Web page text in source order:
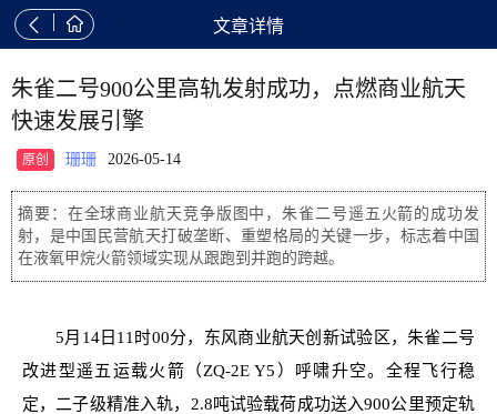
  文章详情
朱雀二号900公里高轨发射成功，点燃商业航天
快速发展引擎
原创 珊珊 2026-05-14
摘要：在全球商业航天竞争版图中，朱雀二号遥五火箭的成功发
射，是中国民营航天打破垄断、重塑格局的关键一步，标志着中国
在液氧甲烷火箭领域实现从跟跑到并跑的跨越。
5月14日11时00分，东风商业航天创新试验区，朱雀二号
改进型遥五运载火箭（ZQ-2E Y5）呼啸升空。全程飞行稳
定，二子级精准入轨，2.8吨试验载荷成功送入900公里预定轨